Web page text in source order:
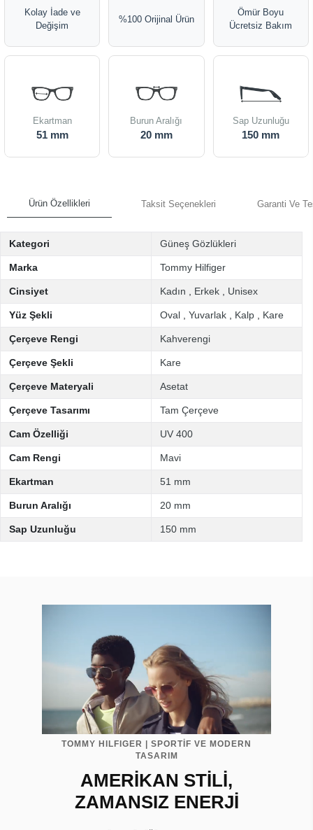
Kolay İade ve
Değişim
%100 Orijinal Ürün
Ömür Boyu
Ücretsiz Bakım
Ekartman
51 mm
Burun Aralığı
20 mm
Sap Uzunluğu
150 mm
Ürün Özellikleri Taksit Seçenekleri Garanti Ve
Kategori Güneş Gözlükleri
Marka Tommy Hilfiger
Cinsiyet Kadın Erkek Unisex
Yüz Şekli Oval Yuvarlak Kalp Kare
Çerçeve Rengi Kahverengi
Çerçeve Şekli Kare
Çerçeve Materyali Asetat
Çerçeve Tasarımı Tam Çerçeve
Cam Özelliği UV 400
Cam Rengi Mavi
Ekartman 51 mm
Burun Aralığı 20 mm
Sap Uzunluğu 150 mm
TOMMY HILFIGER | SPORTİF VE MODERN
TASARIM
AMERİKAN STİLİ,
ZAMANSIZ ENERJİ